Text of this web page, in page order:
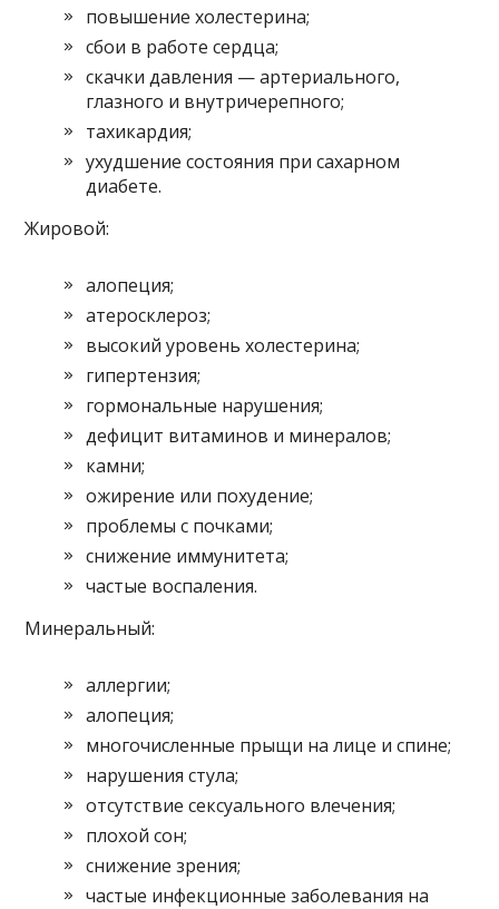
повышение холестерина;
сбои в работе сердца;
скачки давления — артериального,
глазного и внутричерепного;
тахикардия;
ухудшение состояния при сахарном
диабете.
Жировой:
алопеция;
атеросклероз;
высокий уровень холестерина;
гипертензия;
гормональные нарушения;
дефицит витаминов и минералов;
камни;
ожирение или похудение;
проблемы с почками;
снижение иммунитета;
частые воспаления.
Минеральный:
аллергии;
алопеция;
многочисленные прыщи на лице и спине;
нарушения стула;
отсутствие сексуального влечения;
плохой сон;
снижение зрения;
частые инфекционные заболевания на